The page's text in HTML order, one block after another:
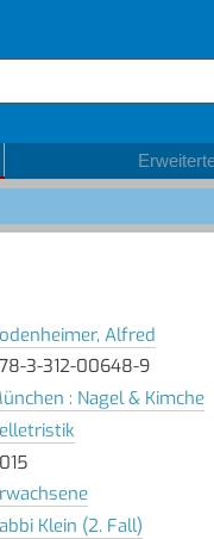
Alfred
3-312-00648-9
: Nagel & Kimche
Klein (2. Fall)